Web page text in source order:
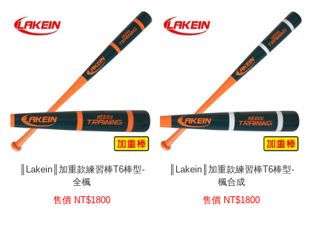
║Lakein║加重款練習棒T6棒型-
全楓
售價 NT$1800
║Lakein║加重款練習棒T6棒型-
楓合成
售價 NT$1800